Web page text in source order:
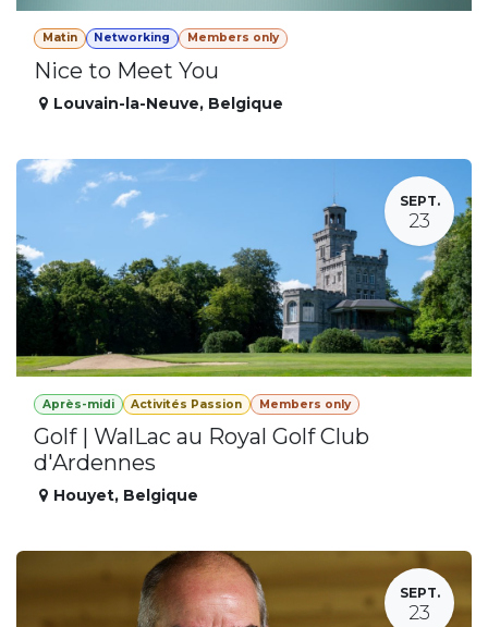
Matin Networking Members only
Nice to Meet You
Louvain-la-Neuve, Belgique
SEPT.
23
Après-midi Activités Passion Members only
Golf | WalLac au Royal Golf Club
d'Ardennes
Houyet, Belgique
SEPT.
23